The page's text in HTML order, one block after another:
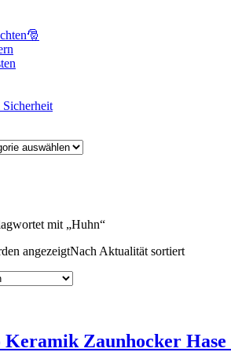
mit „Huhn“
angezeigtNach Aktualität sortiert
Keramik Zaunhocker